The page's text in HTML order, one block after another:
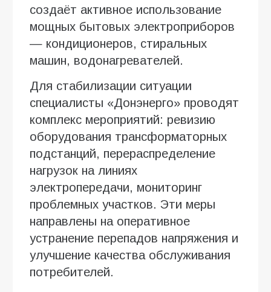
создаёт активное использование
мощных бытовых электроприборов
— кондиционеров, стиральных
машин, водонагревателей.
Для стабилизации ситуации
специалисты «Донэнерго» проводят
комплекс мероприятий: ревизию
оборудования трансформаторных
подстанций, перераспределение
нагрузок на линиях
электропередачи, мониторинг
проблемных участков. Эти меры
направлены на оперативное
устранение перепадов напряжения и
улучшение качества обслуживания
потребителей.